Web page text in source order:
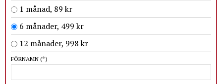
1 månad, 89 kr
6 månader, 499 kr
12 månader, 998 kr
FÖRNAMN (*)